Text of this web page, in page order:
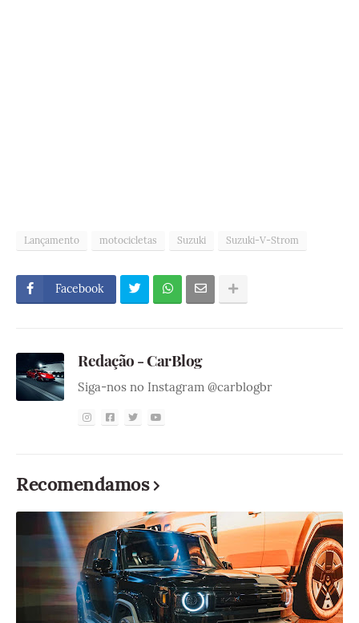
Lançamento motocicletas Suzuki Suzuki-V-Strom
Facebook
Redação - CarBlog
Siga-nos no Instagram @carblogbr
Recomendamos